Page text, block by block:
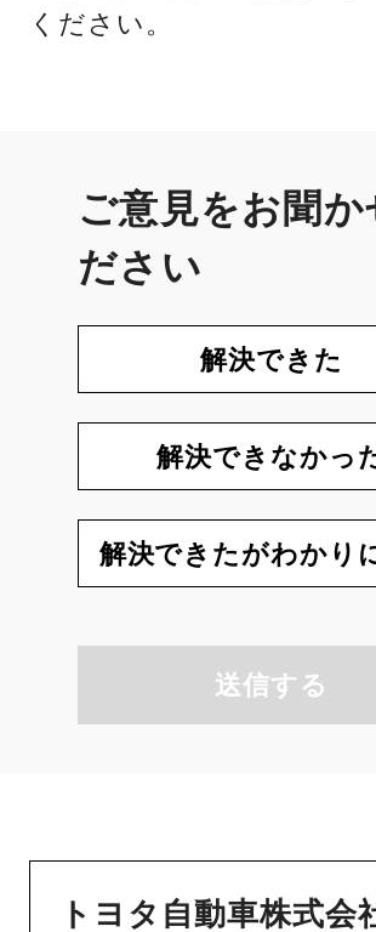
ください。
ご意見をお聞か
ださい
解決できた
解決できなかっ
解決できたがわかり
送信する
トヨタ自動車株式会